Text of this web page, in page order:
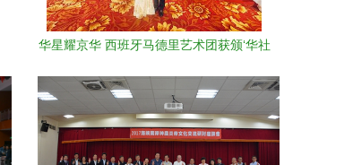
华星耀京华 西班牙马德里艺术团获颁‘华社